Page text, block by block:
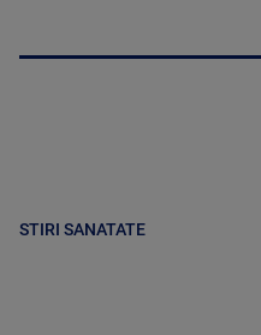
STIRI SANATATE